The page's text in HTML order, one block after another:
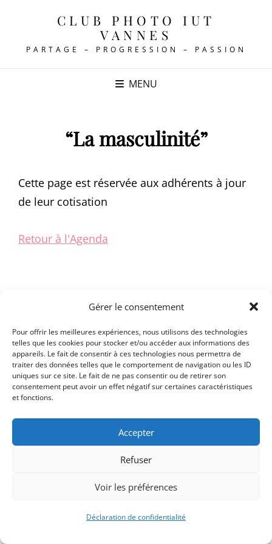
Gérer le consentement
Pour offrir les meilleures expériences, nous utilisons des technologies
telles que les cookies pour stocker et/ou accéder aux informations des
appareils. Le fait de consentir à ces technologies nous permettra de
traiter des données telles que le comportement de navigation ou les ID
uniques sur ce site. Le fait de ne pas consentir ou de retirer son
consentement peut avoir un effet négatif sur certaines caractéristiques
et fonctions.
Accepter
Refuser
Voir les préférences
Déclaration de confidentialité
CLUB PHOTO IUT
VANNES
PARTAGE – PROGRESSION – PASSION
MENU
“La masculinité”
Cette page est réservée aux adhérents à jour
de leur cotisation
Retour à l'Agenda
Signify-Child ByClub Photo IUT Vannes @2025